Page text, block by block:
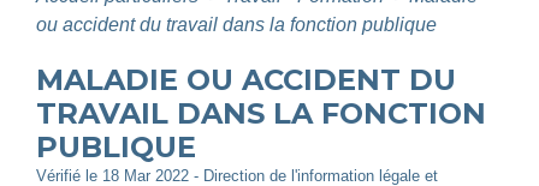
ou accident du travail dans la fonction publique
MALADIE OU ACCIDENT DU
TRAVAIL DANS LA FONCTION
PUBLIQUE
Vérifié le 18 Mar 2022 - Direction de l'information légale et